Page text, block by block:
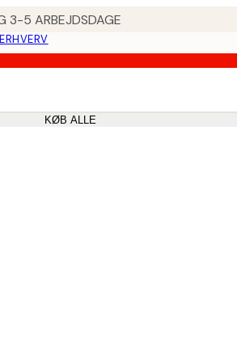
3-5 ARBEJDSDAGE
KØB ALLE